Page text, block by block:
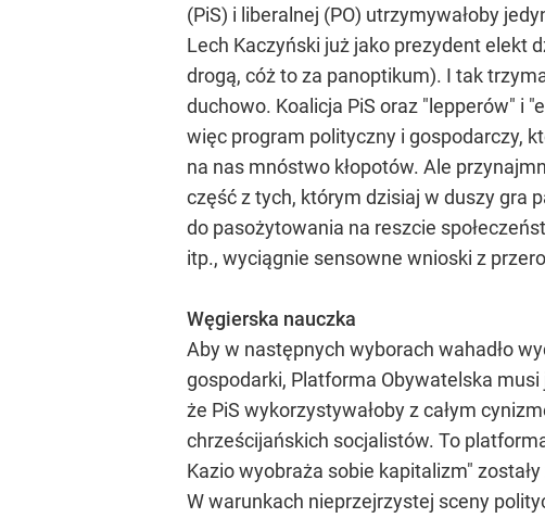
(PiS) i liberalnej (PO) utrzymywałoby
Lech Kaczyński już jako prezydent elekt
drogą, cóż to za panoptikum). I tak
duchowo. Koalicja PiS oraz "lepperów" i
więc program polityczny i gospodarczy,
na nas mnóstwo kłopotów. Ale
część z tych, którym dzisiaj w duszy gra
do pasożytowania na reszcie
itp., wyciągnie sensowne wnioski z
Węgierska nauczka
Aby w następnych wyborach wahadło
gospodarki, Platforma Obywatelska
że PiS wykorzystywałoby z całym
chrześcijańskich socjalistów. To
Kazio wyobraża sobie kapitalizm"
W warunkach nieprzejrzystej sceny